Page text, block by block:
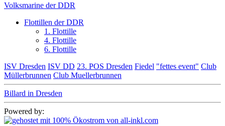
Volksmarine der DDR
Flottillen der DDR
1. Flottille
4. Flottille
6. Flottille
ISV Dresden ISV DD 23. POS Dresden Fiedel "fettes event" Club
Müllerbrunnen Club Muellerbrunnen
Billard in Dresden
Powered by: